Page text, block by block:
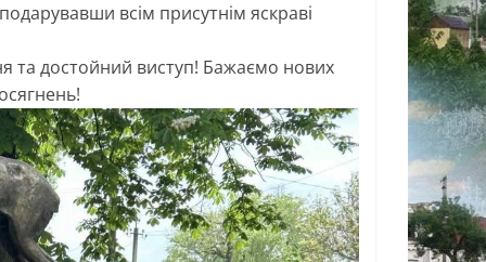
всім присутнім яскраві
та достойний виступ! Бажаємо нових